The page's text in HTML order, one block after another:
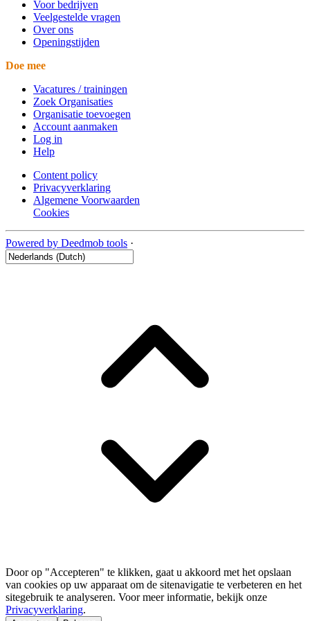
Voor bedrijven
Veelgestelde vragen
Over ons
Openingstijden
Doe mee
Vacatures / trainingen
Zoek Organisaties
Organisatie toevoegen
Account aanmaken
Log in
Help
Content policy
Privacyverklaring
Algemene Voorwaarden
Cookies
Powered by Deedmob tools ·
Door op "Accepteren" te klikken, gaat u akkoord met het opslaan
van cookies op uw apparaat om de sitenavigatie te verbeteren en het
sitegebruik te analyseren. Voor meer informatie, bekijk onze
Privacyverklaring.